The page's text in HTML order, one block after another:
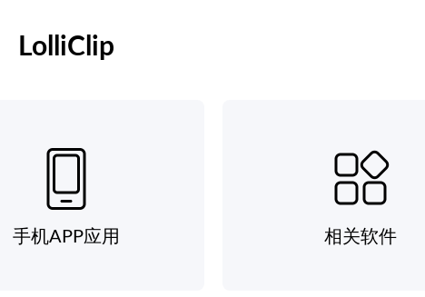
LolliClip
手机APP应用 相关软件